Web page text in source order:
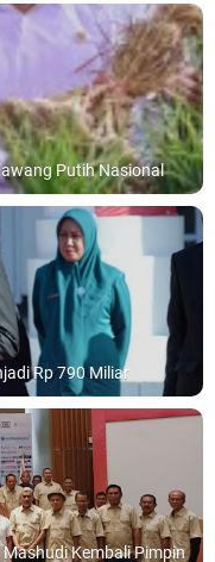
Putih Nasional
Rp 790 Miliar
Kembali Pimpin